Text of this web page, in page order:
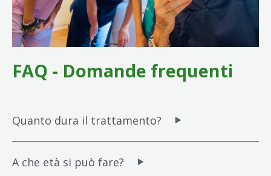
FAQ - Domande frequenti
Quanto dura il trattamento?
A che età si può fare?